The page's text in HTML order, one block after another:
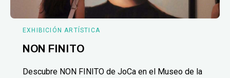
EXHIBICIÓN ARTÍSTICA
NON FINITO
Descubre NON FINITO de JoCa en el Museo de la